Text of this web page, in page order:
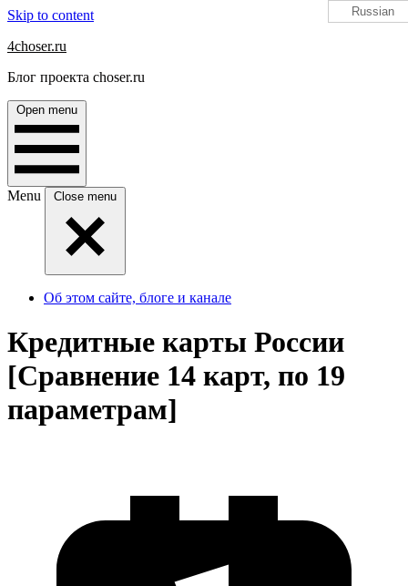
Skip to content
4choser.ru
Блог проекта choser.ru
Open menu
Menu Close menu
Об этом сайте, блоге и канале
Кредитные карты России
[Сравнение 14 карт, по 19
параметрам]
Russian